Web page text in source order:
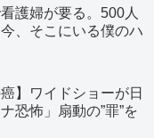
護婦が要る。500人
、そこにいる僕のハ
】ワイドショーが日
恐怖」扇動の”罪”を